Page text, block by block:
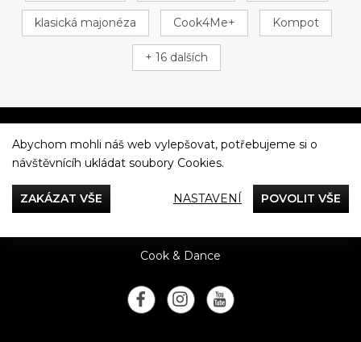
klasická majonéza Cook4Me+ Kompot
+ 16 dalších
Večeříme společně
Cook & Dance
Abychom mohli náš web vylepšovat, potřebujeme si o
návštěvnícíh ukládat soubory Cookies.
ZAKÁZAT VŠE NASTAVENÍ POVOLIT VŠE